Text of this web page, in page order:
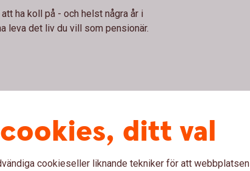
ha koll på - och helst några år i
leva det liv du vill som pensionär.
ditt val
cookieseller liknande tekniker för att webbplatsen